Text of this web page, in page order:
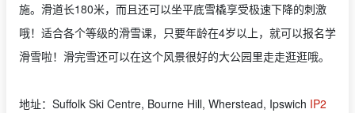
施。滑道长180米，而且还可以坐平底雪橇享受极速下降的刺激
哦！适合各个等级的滑雪课，只要年龄在4岁以上，就可以报名学
滑雪啦！滑完雪还可以在这个风景很好的大公园里走走逛逛哦。
地址：Suffolk Ski Centre, Bourne Hill, Wherstead, Ipswich IP2